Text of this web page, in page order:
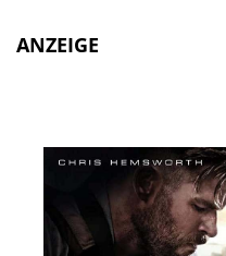
ANZEIGE